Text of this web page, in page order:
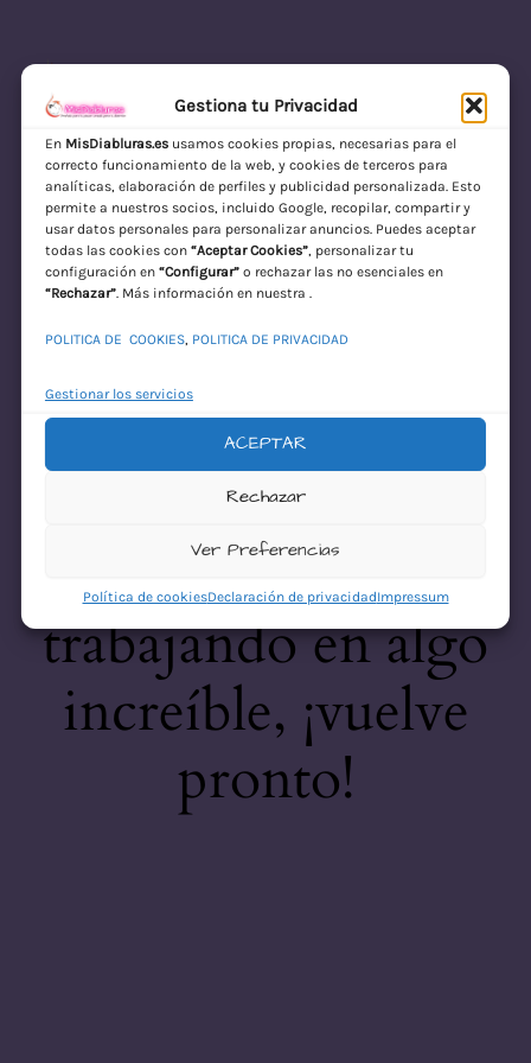
Gestiona tu Privacidad
En MisDiabluras.esusamos cookies propias, necesarias para el
correcto funcionamiento de la web, y cookies de terceros para
analíticas, elaboración de perfiles y publicidad personalizada. Esto
permite a nuestros socios, incluido Google, recopilar, compartir y
usar datos personales para personalizar anuncios. Puedes aceptar
todas las cookies con “Aceptar Cookies”, personalizar tu
configuración en “Configurar”o rechazar las no esenciales en
“Rechazar”. Más información en nuestra .
POLITICA DE COOKIES, POLITICA DE PRIVACIDAD
Gestionar los servicios
ACEPTAR
Rechazar
Ver Preferencias
Política de cookiesDeclaración de privacidadImpressum
MisDiabluras | Sexshop Online con Envío
Discreto en España
Acceder
¡Disculpa este
desastre! Estamos
trabajando en algo
increíble, ¡vuelve
pronto!